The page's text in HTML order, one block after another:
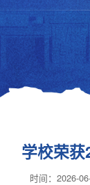
学校荣
时间：2026-